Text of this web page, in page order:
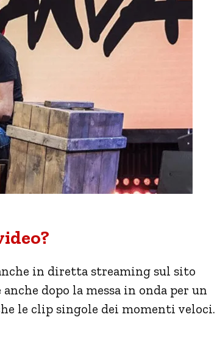
in diretta streaming sul sito
dopo la messa in onda per un
le clip singole dei momenti veloci.